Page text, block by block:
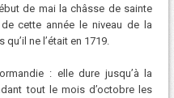
de mai la châsse de sainte
cette année le niveau de la
ne l’était en 1719.
: elle dure jusqu’à la
tout le mois d’octobre les